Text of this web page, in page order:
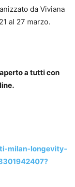
da Viviana
al 27 marzo.
a tutti con
milan-longevity-